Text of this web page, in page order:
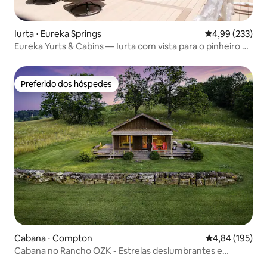
Iurta ⋅ Eureka Springs 4,99 de uma
4,99 (233)
Eureka Yurts & Cabins — Iurta com vista para o pinheiro e
Preferido dos hóspedes
Preferido dos hóspedes
Cabana ⋅ Compton 4,84 de uma
4,84 (195)
Cabana no Rancho OZK - Estrelas deslumbrantes e